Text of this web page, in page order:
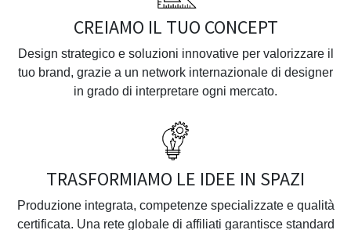
mondiale e partecipiamo a eventi come
Interzoo, Saudi Pet Expo e Zoomark, dove il nostro
exhibition design per il settore animali e pet care si traduce
in allestimenti fieristici per il settore pet scenografici e
coinvolgenti, vere estensioni dell'identità del cliente.
Dall'ideazione alla produzione, ogni dettaglio è curato per
riflettere i valori del marchio e garantire un'esperienza
memorabile. Operiamo secondo
nostro approccio sostenibile che utilizza stand modulari e
CREIAMO IL TUO CONCEPT
Design strategico e soluzioni innovative per valorizzare il
tuo brand, grazie a un network internazionale di designer
in grado di interpretare ogni mercato.
TRASFORMIAMO LE IDEE IN SPAZI
Produzione integrata, competenze specializzate e qualità
certificata. Una rete globale di affiliati garantisce standard